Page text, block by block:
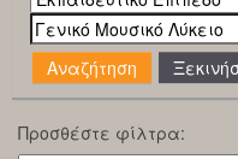
Προσθέστε φίλτρα: